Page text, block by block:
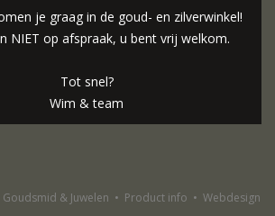
je graag in de goud- en zilverwinkel!
NIET op afspraak, u bent vrij welkom.
Tot snel?
Wim & team
& Juwelen • Product info • Webdesign